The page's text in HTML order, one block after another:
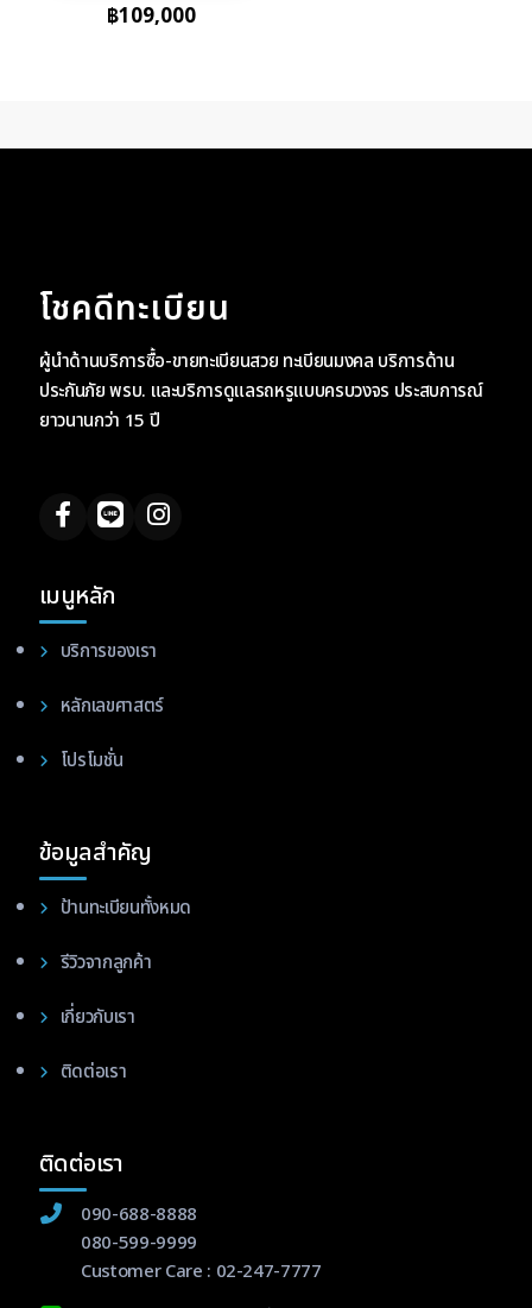
฿109,000
โชคดีทะเบียน
ผู้นำด้านบริการซื้อ-ขายทะเบียนสวย ทะเบียนมงคล บริการด้าน
ประกันภัย พรบ. และบริการดูแลรถหรูแบบครบวงจร ประสบการณ์
ยาวนานกว่า 15 ปี
เมนูหลัก
บริการของเรา
หลักเลขศาสตร์
โปรโมชั่น
ข้อมูลสำคัญ
ป้านทะเบียนทั้งหมด
รีวิวจากลูกค้า
เกี่ยวกับเรา
ติดต่อเรา
ติดต่อเรา
090-688-8888
080-599-9999
Customer Care : 02-247-7777